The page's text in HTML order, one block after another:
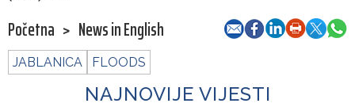
Početna > News in English
JABLANICA FLOODS
NAJNOVIJE VIJESTI